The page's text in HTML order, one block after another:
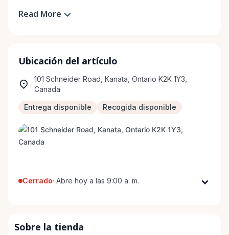
Read More
Ubicación del artículo
101 Schneider Road, Kanata, Ontario K2K 1Y3,
Canada
Entrega disponible Recogida disponible
Cerrado· Abre hoy a las 9:00 a. m.
Miércoles
Sobre la tienda